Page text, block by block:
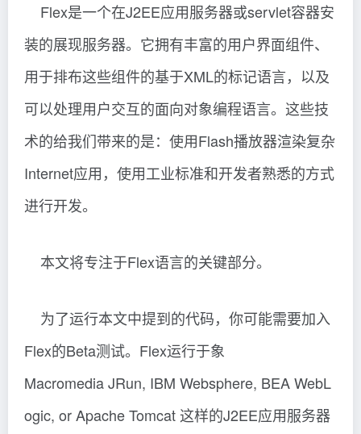
Flex是一个在J2EE应用服务器或servlet容器安
装的展现服务器。它拥有丰富的用户界面组件、
用于排布这些组件的基于XML的标记语言，以及
可以处理用户交互的面向对象编程语言。这些技
术的给我们带来的是：使用Flash播放器渲染复杂
Internet应用，使用工业标准和开发者熟悉的方式
进行开发。
本文将专注于Flex语言的关键部分。
为了运行本文中提到的代码，你可能需要加入
Flex的Beta测试。Flex运行于象
Macromedia JRun, IBM Websphere, BEA WebL
ogic, or Apache Tomcat 这样的J2EE应用服务器